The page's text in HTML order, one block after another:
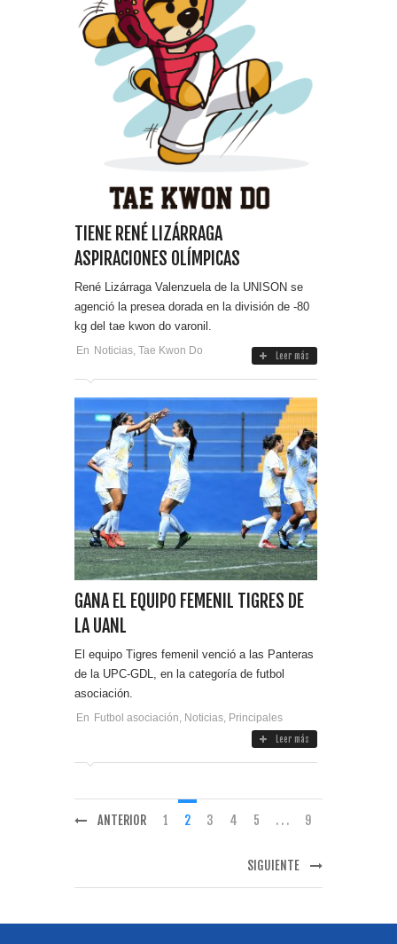
TIENE RENÉ LIZÁRRAGA
ASPIRACIONES OLÍMPICAS
René Lizárraga Valenzuela de la UNISON se
agenció la presea dorada en la división de -80
kg del tae kwon do varonil.
En Noticias, Tae Kwon Do Leer más
GANA EL EQUIPO FEMENIL TIGRES DE
LA UANL
El equipo Tigres femenil venció a las Panteras
de la UPC-GDL, en la categoría de futbol
asociación.
En Futbol asociación, Noticias, Principales
Leer más
ANTERIOR 1 2 3 4 5 . . . 9
SIGUIENTE